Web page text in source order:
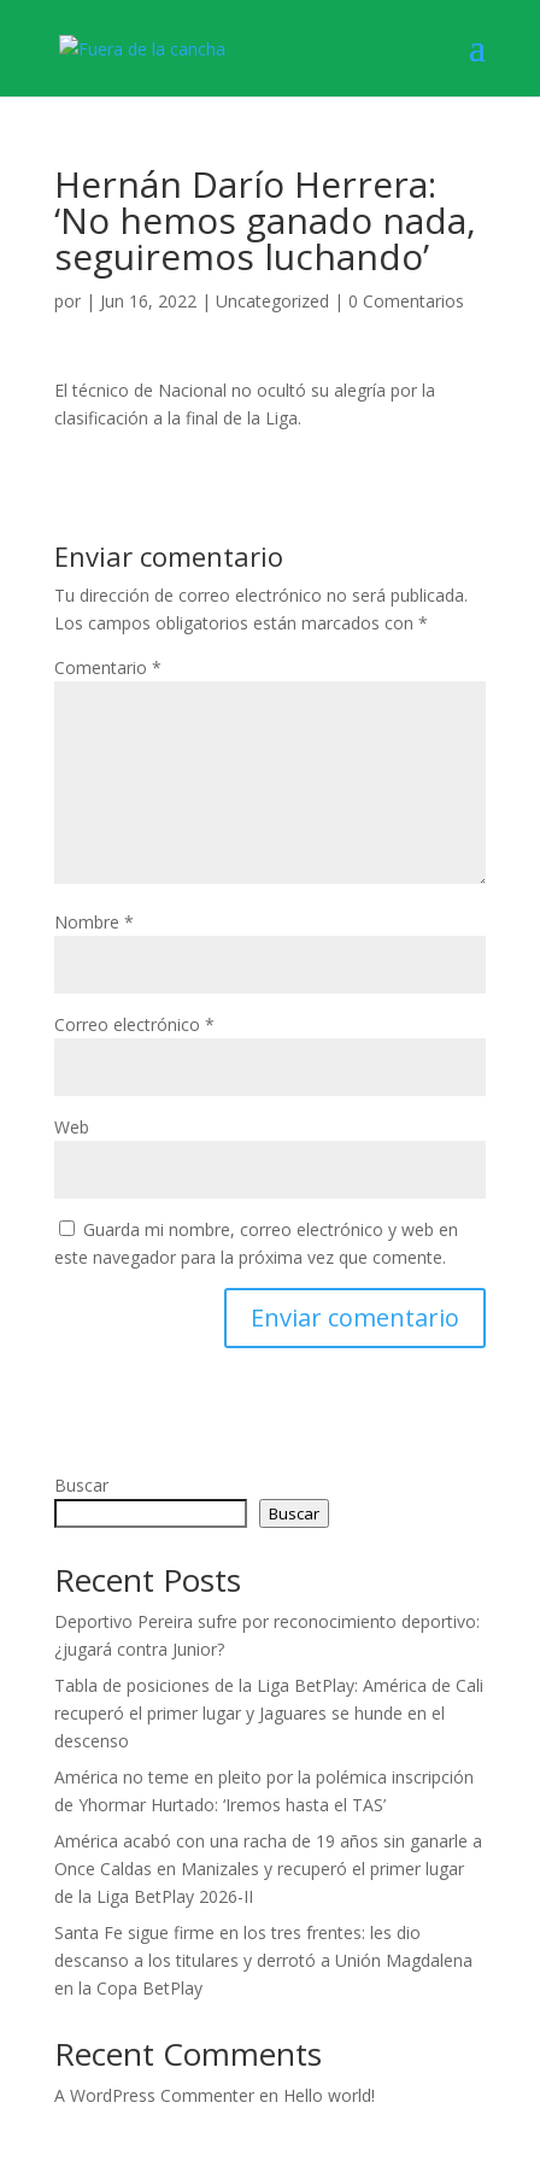
Hernán Darío Herrera:
‘No hemos ganado nada,
seguiremos luchando’
por | Jun 16, 2022| Uncategorized | 0 Comentarios
El técnico de Nacional no ocultó su alegría por la
clasificación a la final de la Liga.
Enviar comentario
Tu dirección de correo electrónico no será publicada.
Los campos obligatorios están marcados con *
Comentario *
Nombre *
Correo electrónico *
Web
Guarda mi nombre, correo electrónico y web en
este navegador para la próxima vez que comente.
Buscar
Buscar
Recent Posts
Deportivo Pereira sufre por reconocimiento deportivo:
¿jugará contra Junior?
Tabla de posiciones de la Liga BetPlay: América de Cali
recuperó el primer lugar y Jaguares se hunde en el
descenso
América no teme en pleito por la polémica inscripción
de Yhormar Hurtado: ‘Iremos hasta el TAS’
América acabó con una racha de 19 años sin ganarle a
Once Caldas en Manizales y recuperó el primer lugar
de la Liga BetPlay 2026-II
Santa Fe sigue firme en los tres frentes: les dio
descanso a los titulares y derrotó a Unión Magdalena
en la Copa BetPlay
Recent Comments
A WordPress Commenteren Hello world!